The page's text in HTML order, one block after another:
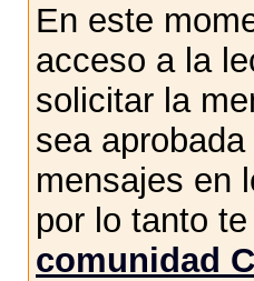
En este
acceso a la
solicitar la
sea
mensajes en
por lo tanto
comunidad